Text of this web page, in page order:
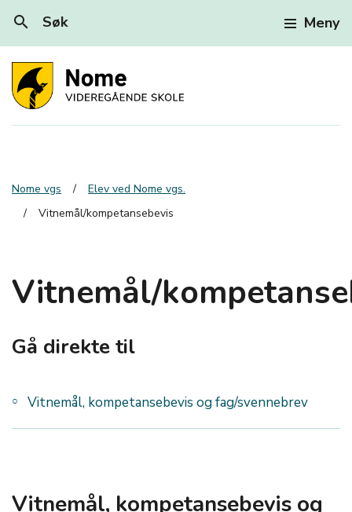
search Søk Meny
Nome vgs
Elev ved Nome vgs.
Vitnemål/kompetansebevis
Vitnemål/
Gå direkte til
Vitnemål, kompetansebevis og fag/svennebrev
Vitnemål, kompetansebevis og